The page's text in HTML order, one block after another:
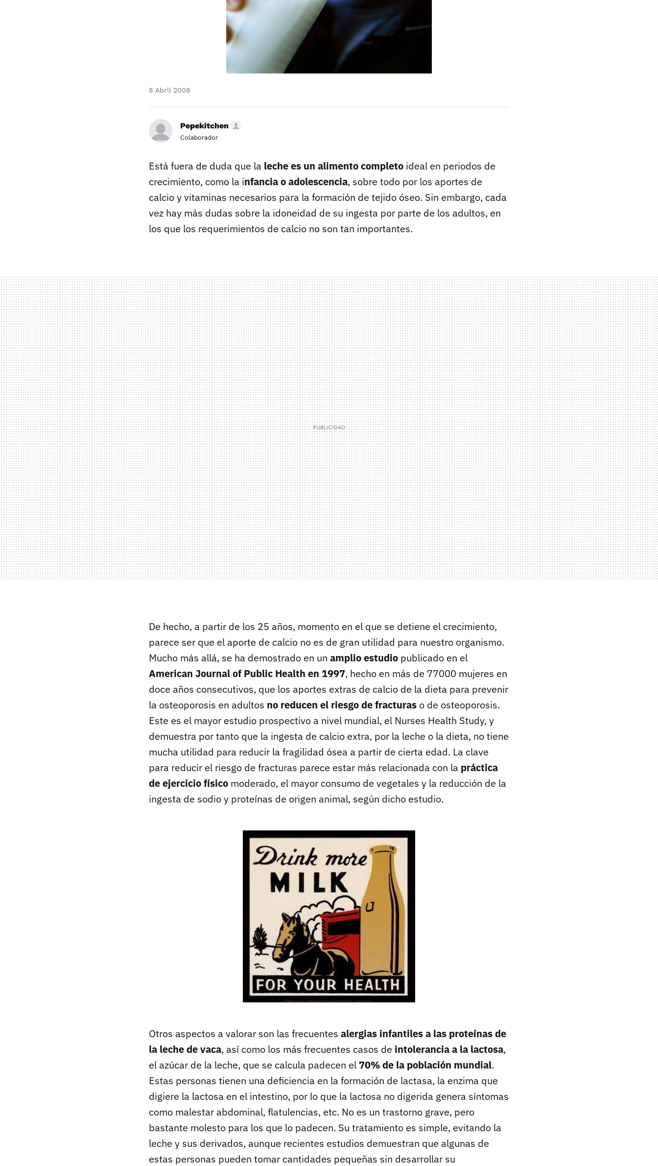
8 Abril 2008
Pepekitchen
Colaborador
Está fuera de duda que la leche es un alimento completo ideal en periodos de
crecimiento, como la infancia o adolescencia, sobre todo por los aportes de
calcio y vitaminas necesarios para la formación de tejido óseo. Sin embargo, cada
vez hay más dudas sobre la idoneidad de su ingesta por parte de los adultos, en
los que los requerimientos de calcio no son tan importantes.
De hecho, a partir de los 25 años, momento en el que se detiene el crecimiento,
parece ser que el aporte de calcio no es de gran utilidad para nuestro organismo.
Mucho más allá, se ha demostrado en un amplio estudio publicado en el
American Journal of Public Health en 1997, hecho en más de 77000 mujeres en
doce años consecutivos, que los aportes extras de calcio de la dieta para prevenir
la osteoporosis en adultos no reducen el riesgo de fracturas o de osteoporosis.
Este es el mayor estudio prospectivo a nivel mundial, el Nurses Health Study, y
demuestra por tanto que la ingesta de calcio extra, por la leche o la dieta, no tiene
mucha utilidad para reducir la fragilidad ósea a partir de cierta edad. La clave
para reducir el riesgo de fracturas parece estar más relacionada con la práctica
de ejercicio físico moderado, el mayor consumo de vegetales y la reducción de la
ingesta de sodio y proteínas de origen animal, según dicho estudio.
Otros aspectos a valorar son las frecuentes alergias infantiles a las proteínas de
la leche de vaca, así como los más frecuentes casos de intolerancia a la lactosa,
el azúcar de la leche, que se calcula padecen el 70% de la población mundial.
Estas personas tienen una deficiencia en la formación de lactasa, la enzima que
digiere la lactosa en el intestino, por lo que la lactosa no digerida genera síntomas
como malestar abdominal, flatulencias, etc. No es un trastorno grave, pero
bastante molesto para los que lo padecen. Su tratamiento es simple, evitando la
leche y sus derivados, aunque recientes estudios demuestran que algunas de
estas personas pueden tomar cantidades pequeñas sin desarrollar su